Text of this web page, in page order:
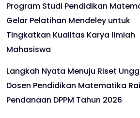
Program Studi Pendidikan
Gelar Pelatihan Mendeley untuk
Tingkatkan Kualitas Karya Ilmiah
Mahasiswa
Langkah Nyata Menuju Riset
Dosen Pendidikan Matematika
Pendanaan DPPM Tahun 2026